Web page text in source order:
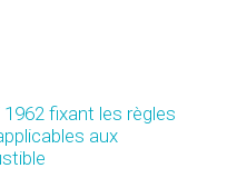
fixant les règles
aux